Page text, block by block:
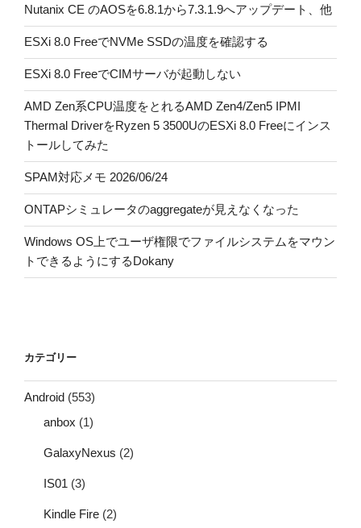
Nutanix CE のAOSを6.8.1から7.3.1.9へアップデート、他
ESXi 8.0 FreeでNVMe SSDの温度を確認する
ESXi 8.0 FreeでCIMサーバが起動しない
AMD Zen系CPU温度をとれるAMD Zen4/Zen5 IPMI
Thermal DriverをRyzen 5 3500UのESXi 8.0 Freeにインス
トールしてみた
SPAM対応メモ 2026/06/24
ONTAPシミュレータのaggregateが見えなくなった
Windows OS上でユーザ権限でファイルシステムをマウン
トできるようにするDokany
カテゴリー
Android (553)
anbox (1)
GalaxyNexus (2)
IS01 (3)
Kindle Fire (2)